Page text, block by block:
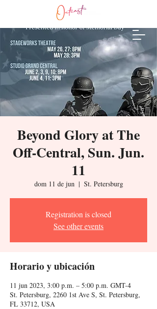
Beyond Glory at The
Off-Central, Sun. Jun.
11
dom 11 de jun
  |
St. Petersburg
Registration is closed
See other events
Horario y ubicación
11 jun 2023, 3:00 p.m. – 5:00 p.m. GMT-4
St. Petersburg, 2260 1st Ave S, St. Petersburg,
FL 33712, USA